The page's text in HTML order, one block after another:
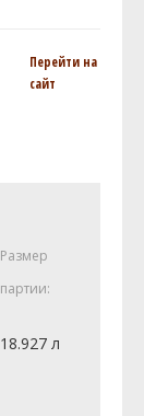
Перейти на
сайт
Размер
партии:
18.927 л